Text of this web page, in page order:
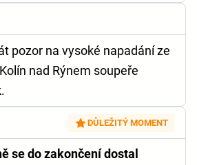
pozor na vysoké napadání ze
nad Rýnem soupeře
DŮLEŽITÝ MOMENT
se do zakončení dostal